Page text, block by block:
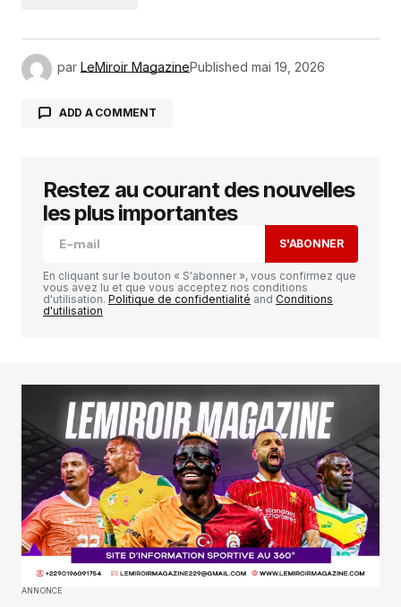
par LeMiroir MagazinePublished mai 19, 2026
ADD A COMMENT
Votre adresse e-mail ne sera pas publiée. Les
champs obligatoires sont indiqués avec
Your E-mail*
Enregistrer mon nom, mon e-mail et mon
site dans le navigateur pour mon prochain
commentaire.
SUBMIT COMMENT
Restez au courant des nouvelles
les plus importantes
S'ABONNER
En cliquant sur le bouton « S'abonner », vous confirmez que
vous avez lu et que vous acceptez nos conditions
d'utilisation. Politique de confidentialité and Conditions
d'utilisation
ANNONCE